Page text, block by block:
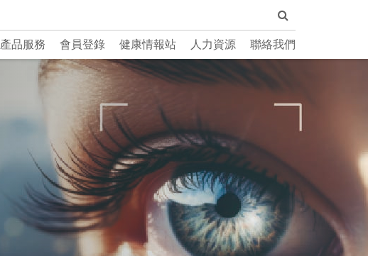
產品服務 會員登錄 健康情報站 人力資源 聯絡我們